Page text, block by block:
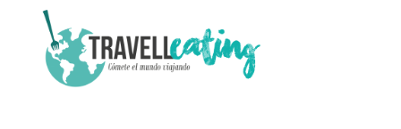
PRIMARY
SIDEBAR